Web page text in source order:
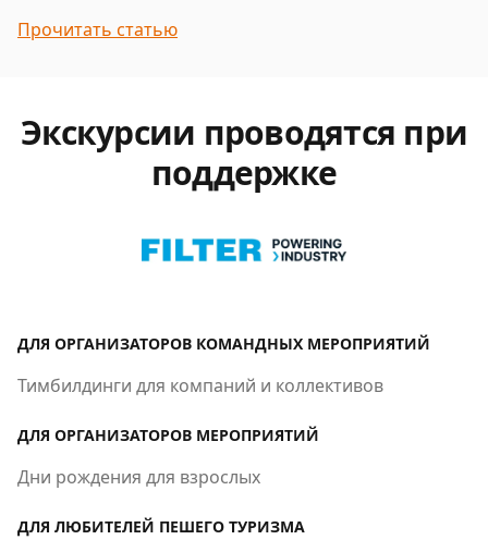
Прочитать статью
Экскурсии проводятся при
поддержке
ДЛЯ ОРГАНИЗАТОРОВ КОМАНДНЫХ МЕРОПРИЯТИЙ
Тимбилдинги для компаний и коллективов
ДЛЯ ОРГАНИЗАТОРОВ МЕРОПРИЯТИЙ
Дни рождения для взрослых
ДЛЯ ЛЮБИТЕЛЕЙ ПЕШЕГО ТУРИЗМА